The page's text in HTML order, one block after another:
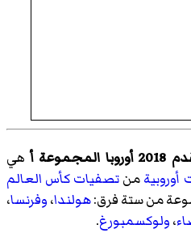
أ
هي
منتصفيات كأس العالم
من ستة فرق:هولندا،وفرنسا،
،ولوكسمبورغ.